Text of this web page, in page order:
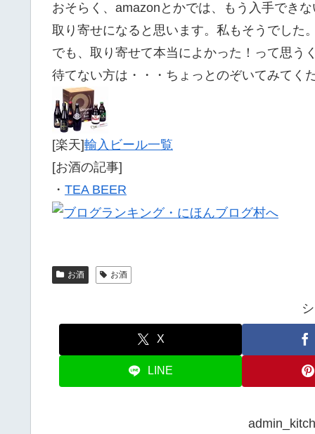
おそらく、amazonとかでは、もう入手でき
取り寄せになると思います。私もそうでした
でも、取り寄せて本当によかった！って思う
待てない方は・・・ちょっとのぞいてみてく
[楽天]輸入ビール一覧
[お酒の記事]
・ TEA BEER
お酒 お酒
X
LINE